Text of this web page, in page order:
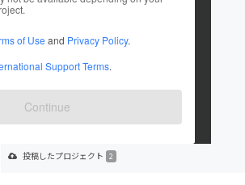
of Use and Privacy Policy.
Support Terms.
Continue
ジェクトを投稿しています
投稿したプロジェクト 2